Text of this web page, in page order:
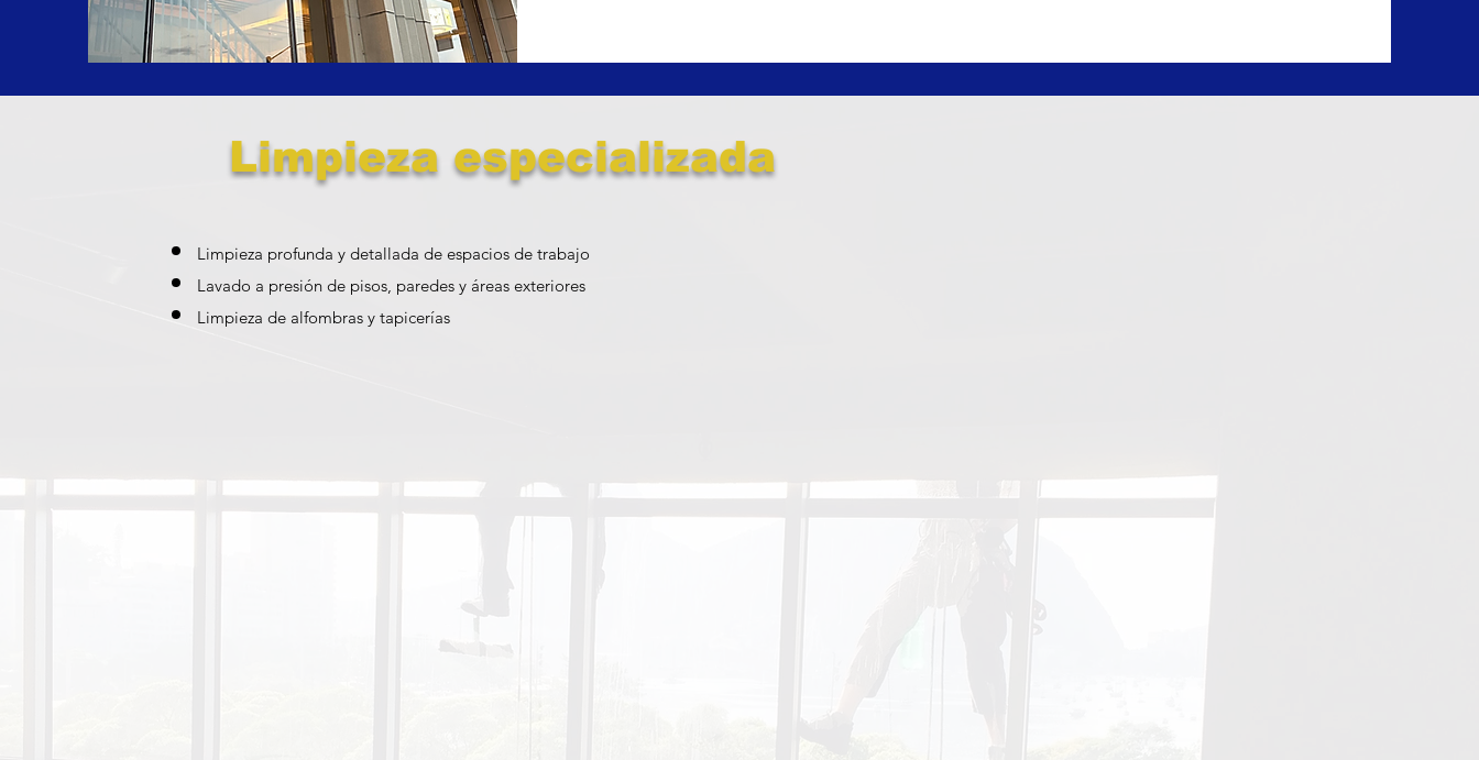
Limpieza especializada
Limpieza profunda y detallada de espacios de trabajo
Lavado a presión de pisos, paredes y áreas exteriores
Limpieza de alfombras y tapicerías